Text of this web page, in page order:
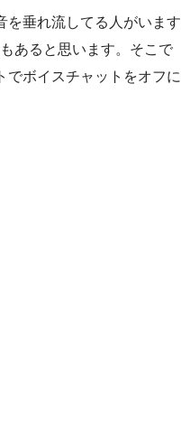
を垂れ流してる人がいます
あると思います。そこで
でボイスチャットをオフに